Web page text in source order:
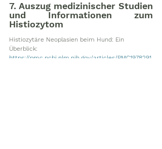
7. Auszug medizinischer Studien
und Informationen zum
Histiozytom
Histiozytäre Neoplasien beim Hund: Ein
Überblick:
https://pmc.ncbi.nlm.nih.gov/articles/PMC1978291